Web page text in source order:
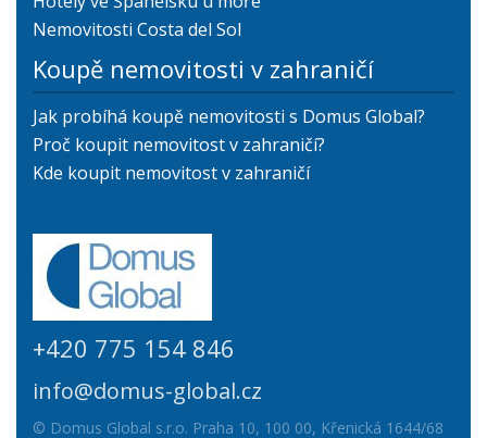
Nemovitosti Costa del Sol
Koupě nemovitosti v zahraničí
Jak probíhá koupě nemovitosti s Domus Global?
Proč koupit nemovitost v zahraničí?
Kde koupit nemovitost v zahraničí
+420 775 154 846
info@domus-global.cz
© Domus Global s.r.o. Praha 10, 100 00, Křenická 1644/68